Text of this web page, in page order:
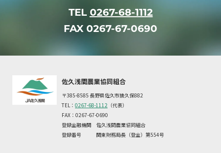
TEL 0267-68-1112
FAX 0267-67-0690
佐久浅間農業協同組合
〒385-8585 長野県佐久市猿久保882
TEL： 0267-68-1112 （代表）
FAX：0267-67-0690
登録金融機関 佐久浅間農業協同組合
登録番号 関東財務局長（登金）第554号